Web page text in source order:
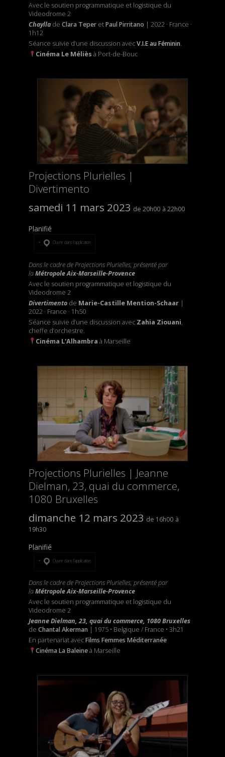
Avec le soutien programmatique et logistique du
Videodrome 2
Chayllade Clara TeperetPaul Pirritano | 2022 · France ·
1h12
Séance suivie d’une discussion avecV.I.E au Féminin.
Cinéma Le Mélièsà Port-de-Bouc
Projections Plurielles |
Divertimento
samedi 11 mars 2023
20h00 22h00
Planifié
Ouvrir dans l’application
Dans le cadre de Projections Plurielles, présenté par
laMétropole Aix-Marseille-Provence
Avec le soutien programmatique et logistique du
Videodrome 2
Divertimentode Marie-Castille Mention-Schaar|
2022 · France · 1h50
Séance suivie d’une discussion avec Zahia Ziouani,
cheffe d’orchestre.
Cinéma L'Alhambraà Marseille
Projections Plurielles | Jeanne
Dielman, 23, quai du commerce,
1080 Bruxelles
dimanche 12 mars 2023
16h00
19h30
Planifié
Ouvrir dans l’application
Dans le cadre de Projections Plurielles, présenté par
laMétropole Aix-Marseille-Provence
Avec le soutien programmatique et logistique du
Videodrome 2
Jeanne Dielman, 23, quai du commerce, 1080 Bruxelles
de ChantalAkerman | 1975 • Belgique / France • 3h21
En partenariat avecFilms Femmes Méditerranée
Cinéma La Baleineà Marseille